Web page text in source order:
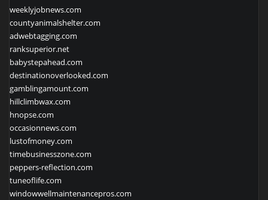
weeklyjobnews.com
countyanimalshelter.com
adwebtagging.com
ranksuperior.net
babystepahead.com
destinationoverlooked.com
gamblingamount.com
hillclimbwax.com
hnopse.com
occasionnews.com
lustofmoney.com
timebusinesszone.com
peppers-reflection.com
tuneoflife.com
windowwellmaintenancepros.com